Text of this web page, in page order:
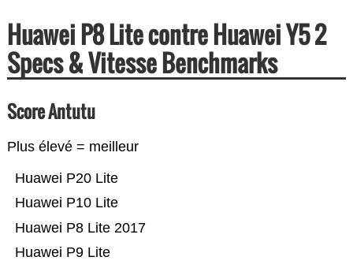
Huawei P8 Lite contre Huawei Y5 2
Specs & Vitesse Benchmarks
Score Antutu
Plus élevé = meilleur
Huawei P9 Lite
Huawei P8 Lite 2017
Huawei P10 Lite
Huawei P20 Lite